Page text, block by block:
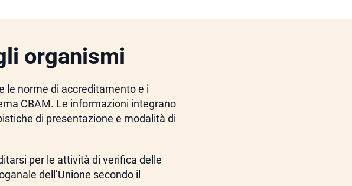
organismi
le norme di accreditamento e i
CBAM. Le informazioni integrano
di presentazione e modalità di
per le attività di verifica delle
dell’Unione secondo il